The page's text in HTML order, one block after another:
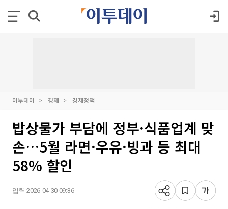
이투데이 경제 경제정책
밥상물가 부담에 정부·식품업계 맞
손…5월 라면·우유·빙과 등 최대
58% 할인
입력 2026-04-30 09:36